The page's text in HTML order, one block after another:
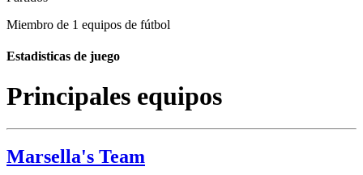
Miembro de 1 equipos de fútbol
Estadisticas de juego
Principales equipos
Marsella's Team